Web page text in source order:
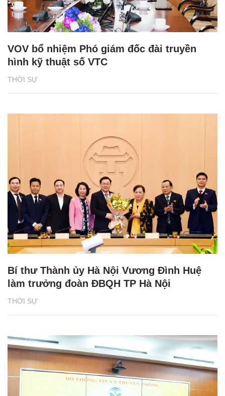
THỜI SỰ
VOV bổ nhiệm Phó giám đốc đài truyền
hình kỹ thuật số VTC
THỜI SỰ
Bí thư Thành ủy Hà Nội Vương Đình Huệ
làm trưởng đoàn ĐBQH TP Hà Nội